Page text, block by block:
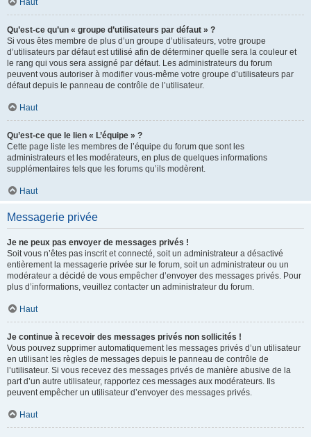
Haut
Qu’est-ce qu’un « groupe d’utilisateurs par défaut » ?
Si vous êtes membre de plus d’un groupe d’utilisateurs, votre groupe
d’utilisateurs par défaut est utilisé afin de déterminer quelle sera la couleur et
le rang qui vous sera assigné par défaut. Les administrateurs du forum
peuvent vous autoriser à modifier vous-même votre groupe d’utilisateurs par
défaut depuis le panneau de contrôle de l’utilisateur.
Haut
Qu’est-ce que le lien « L’équipe » ?
Cette page liste les membres de l’équipe du forum que sont les
administrateurs et les modérateurs, en plus de quelques informations
supplémentaires tels que les forums qu’ils modèrent.
Haut
Messagerie privée
Je ne peux pas envoyer de messages privés !
Soit vous n’êtes pas inscrit et connecté, soit un administrateur a désactivé
entièrement la messagerie privée sur le forum, soit un administrateur ou un
modérateur a décidé de vous empêcher d’envoyer des messages privés. Pour
plus d’informations, veuillez contacter un administrateur du forum.
Haut
Je continue à recevoir des messages privés non sollicités !
Vous pouvez supprimer automatiquement les messages privés d’un utilisateur
en utilisant les règles de messages depuis le panneau de contrôle de
l’utilisateur. Si vous recevez des messages privés de manière abusive de la
part d’un autre utilisateur, rapportez ces messages aux modérateurs. Ils
peuvent empêcher un utilisateur d’envoyer des messages privés.
Haut